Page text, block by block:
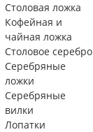
Столовая ложка
Кофейная и
чайная ложка
Столовое серебро
Серебряные
ложки
Серебряные
вилки
Лопатки